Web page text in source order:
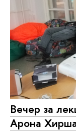
Вечер за
Арона